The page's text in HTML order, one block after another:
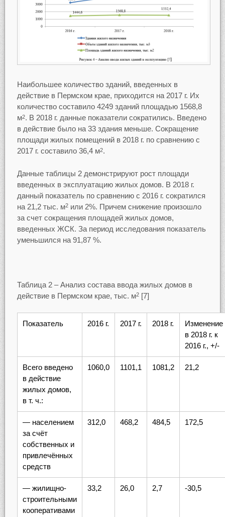
Наибольшее количество зданий, введенных в
действие в Пермском крае, приходится на 2017 г. Их
количество составило 4249 зданий площадью 1568,8
м2. В 2018 г. данные показатели сократились. Введено
в действие было на 33 здания меньше. Сокращение
площади жилых помещений в 2018 г. по сравнению с
2017 г. составило 36,4 м2.
Данные таблицы 2 демонстрируют рост площади
введенных в эксплуатацию жилых домов. В 2018 г.
данный показатель по сравнению с 2016 г. сократился
на 21,2 тыс. м2или 2%. Причем снижение произошло
за счет сокращения площадей жилых домов,
введенных ЖСК. За период исследования показатель
уменьшился на 91,87 %.
Таблица 2 – Анализ состава ввода жилых домов в
действие в Пермском крае, тыс. м2[7]
Показатель 2016 г. 2017 г. 2018 г.
Изменение
в 2018 г. к
2016 г., +/-
Всего введено
в действие
жилых домов,
в т. ч.:
1060,0 1101,1 1081,2 21,2
— населением
за счёт
собственных и
привлечённых
средств
312,0 468,2 484,5 172,5
— жилищно-
строительными
кооперативами
33,2 26,0 2,7 -30,5